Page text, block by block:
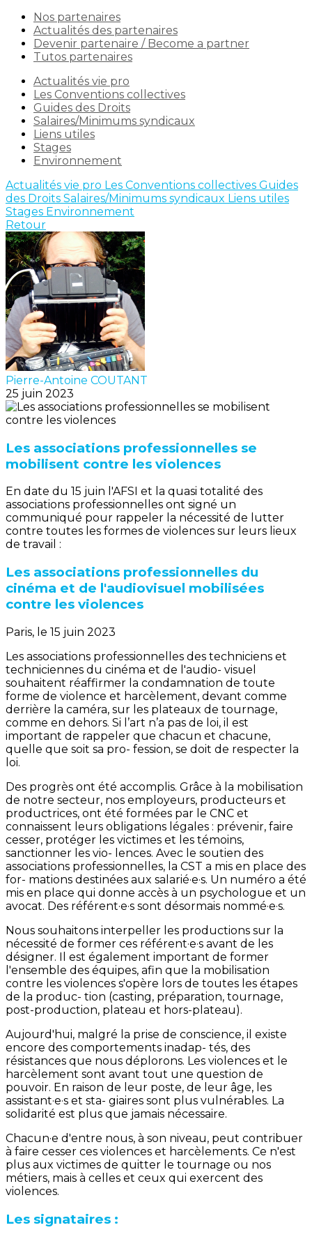
Nos partenaires
Actualités des partenaires
Devenir partenaire / Become a partner
Tutos partenaires
Actualités vie pro
Les Conventions collectives
Guides des Droits
Salaires/Minimums syndicaux
Liens utiles
Stages
Environnement
Actualités vie pro Les Conventions collectives Guides
des Droits Salaires/Minimums syndicaux Liens utiles
Stages Environnement
Retour
Pierre-Antoine COUTANT
25 juin 2023
Les associations professionnelles se
mobilisent contre les violences
En date du 15 juin l'AFSI et la quasi totalité des
associations professionnelles ont signé un
communiqué pour rappeler la nécessité de lutter
contre toutes les formes de violences sur leurs lieux
de travail :
Les associations professionnelles du
cinéma et de l'audiovisuel mobilisées
contre les violences
Paris, le 15 juin 2023
Les associations professionnelles des techniciens et
techniciennes du cinéma et de l'audio- visuel
souhaitent réaffirmer la condamnation de toute
forme de violence et harcèlement, devant comme
derrière la caméra, sur les plateaux de tournage,
comme en dehors. Si l’art n’a pas de loi, il est
important de rappeler que chacun et chacune,
quelle que soit sa pro- fession, se doit de respecter la
loi.
Des progrès ont été accomplis. Grâce à la mobilisation
de notre secteur, nos employeurs, producteurs et
productrices, ont été formées par le CNC et
connaissent leurs obligations légales : prévenir, faire
cesser, protéger les victimes et les témoins,
sanctionner les vio- lences. Avec le soutien des
associations professionnelles, la CST a mis en place des
for- mations destinées aux salarié·e·s. Un numéro a été
mis en place qui donne accès à un psychologue et un
avocat. Des référent·e·s sont désormais nommé·e·s.
Nous souhaitons interpeller les productions sur la
nécessité de former ces référent·e·s avant de les
désigner. Il est également important de former
l'ensemble des équipes, afin que la mobilisation
contre les violences s'opère lors de toutes les étapes
de la produc- tion (casting, préparation, tournage,
post-production, plateau et hors-plateau).
Aujourd'hui, malgré la prise de conscience, il existe
encore des comportements inadap- tés, des
résistances que nous déplorons. Les violences et le
harcèlement sont avant tout une question de
pouvoir. En raison de leur poste, de leur âge, les
assistant·e·s et sta- giaires sont plus vulnérables. La
solidarité est plus que jamais nécessaire.
Chacun·e d'entre nous, à son niveau, peut contribuer
à faire cesser ces violences et harcèlements. Ce n'est
plus aux victimes de quitter le tournage ou nos
métiers, mais à celles et ceux qui exercent des
violences.
Les signataires :